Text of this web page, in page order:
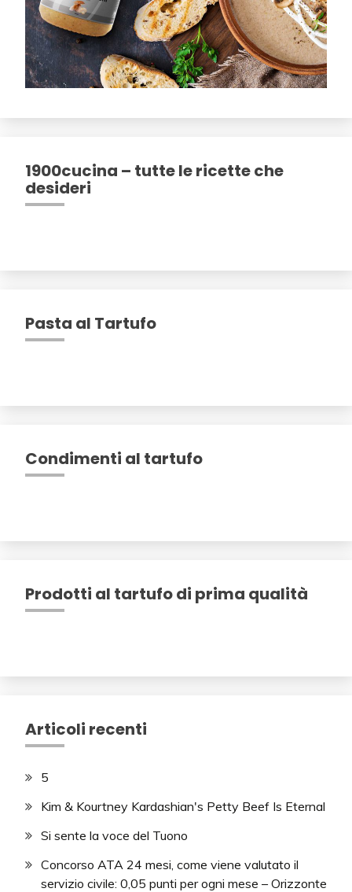
1900cucina – tutte le ricette che
desideri
Pasta al Tartufo
Condimenti al tartufo
Prodotti al tartufo di prima qualità
Articoli recenti
5
Kim & Kourtney Kardashian's Petty Beef Is Eternal
Si sente la voce del Tuono
Concorso ATA 24 mesi, come viene valutato il
servizio civile: 0,05 punti per ogni mese – Orizzonte